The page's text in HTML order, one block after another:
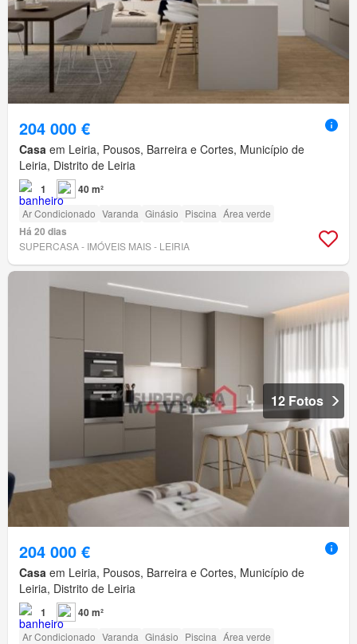
204 000 €
Casa em Leiria, Pousos, Barreira e Cortes, Município de
Leiria, Distrito de Leiria
1 40 m²
Ar Condicionado Varanda Ginásio Piscina Área verde
Há 20 dias
SUPERCASA - IMÓVEIS MAIS - LEIRIA
12 Fotos
204 000 €
Casa em Leiria, Pousos, Barreira e Cortes, Município de
Leiria, Distrito de Leiria
1 40 m²
Ar Condicionado Varanda Ginásio Piscina Área verde